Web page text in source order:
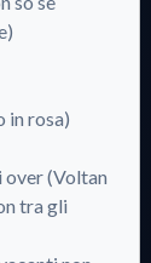
in rosa)
over (Voltan
tra gli